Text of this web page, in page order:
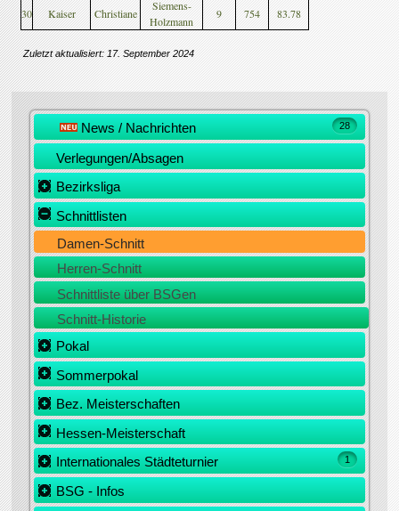
30 Kaiser Christiane
Siemens-
Holzmann
9 754 83.78
Zuletzt aktualisiert: 17. September 2024
28
News / Nachrichten
Verlegungen/Absagen
Bezirksliga
Schnittlisten
Damen-Schnitt
Herren-Schnitt
Schnittliste über BSGen
Schnitt-Historie
Pokal
Sommerpokal
Bez. Meisterschaften
Hessen-Meisterschaft
1
Internationales Städteturnier
BSG - Infos